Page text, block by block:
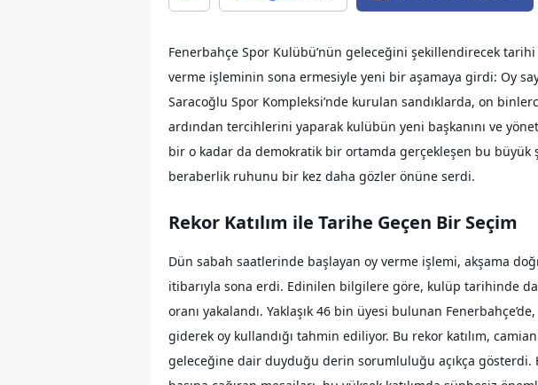
Fenerbahçe Spor Kulübü’nün geleceğini şekillendirecek
verme işleminin sona ermesiyle yeni bir aşamaya girdi: Oy
Saracoğlu Spor Kompleksi’nde kurulan sandıklarda, on
ardından tercihlerini yaparak kulübün yeni başkanını ve
bir o kadar da demokratik bir ortamda gerçekleşen bu büyük
beraberlik ruhunu bir kez daha gözler önüne serdi.
Rekor Katılım ile Tarihe Geçen Bir Seçim
Dün sabah saatlerinde başlayan oy verme işlemi, akşama
itibarıyla sona erdi. Edinilen bilgilere göre, kulüp tarihinde
oranı yakalandı. Yaklaşık 46 bin üyesi bulunan
giderek oy kullandığı tahmin ediliyor. Bu rekor katılım,
geleceğine dair duyduğu derin sorumluluğu açıkça gösterdi.